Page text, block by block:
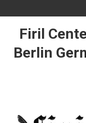
Firil
Berlin